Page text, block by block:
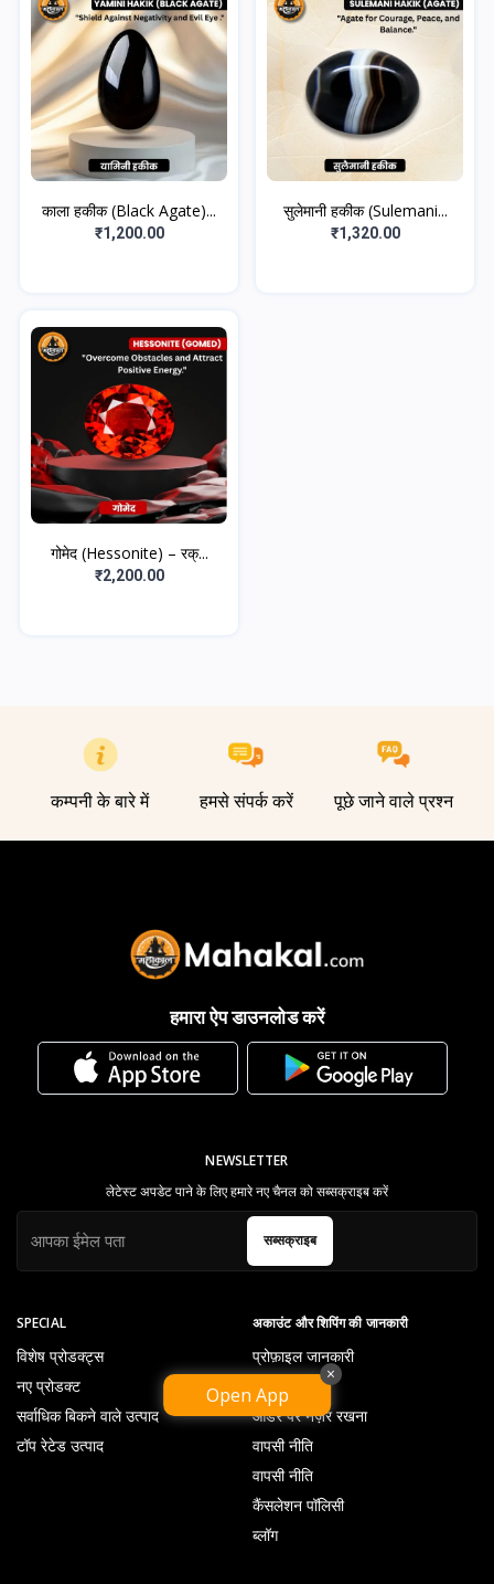
काला हकीक (Black Agate)...
₹1,200.00
सुलेमानी हकीक (Sulemani...
₹1,320.00
गोमेद (Hessonite) – रक्...
₹2,200.00
कम्पनी के बारे में हमसे संपर्क करें पूछे जाने वाले प्रश्न
हमारा ऐप डाउनलोड करें
SPECIAL
विशेष प्रोडक्ट्स
नए प्रोडक्ट
सर्वाधिक बिकने वाले उत्पाद
टॉप रेटेड उत्पाद
अकाउंट और शिपिंग की जानकारी
प्रोफ़ाइल जानकारी
विश लिस्ट
ऑर्डर पर नज़र रखना
वापसी नीति
वापसी नीति
कैंसलेशन पॉलिसी
ब्लॉग
NEWSLETTER
लेटेस्ट अपडेट पाने के लिए हमारे नए चैनल को सब्सक्राइब करें
सब्सक्राइब
Open App
×